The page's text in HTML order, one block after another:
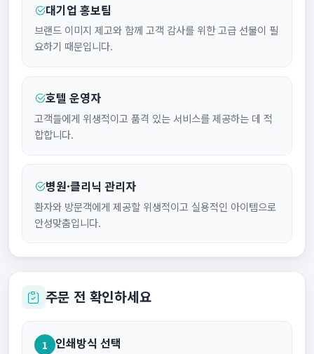
대기업 홍보팀
브랜드 이미지 제고와 함께 고객 감사를 위한 고급 선물이 필
요하기 때문입니다.
호텔 운영자
고객들에게 위생적이고 품격 있는 서비스를 제공하는 데 적
합합니다.
병원·클리닉 관리자
환자와 방문객에게 제공할 위생적이고 실용적인 아이템으로
안성맞춤입니다.
주문 전 확인하세요
1 인쇄방식 선택